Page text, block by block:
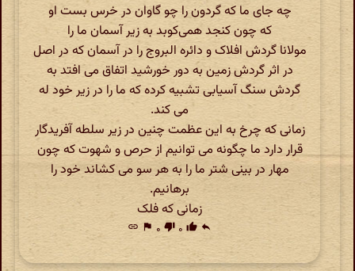
چه جای ما که گردون را چو گاوان در خرس بست او
که چون کنجد همی‌کوبد به زیر آسمان ما را
مولانا گردش افلاک و دائره البروج را در آسمان که در اصل
در اثر گردش زمین به دور خورشید اتفاق می افتد به
گردش سنگ آسیابی تشبیه کرده که ما را در زیر خود له
می کند.
زمانی که چرخ به این عظمت چنین در زیر سلطه آفریدگار
قرار دارد ما چگونه می توانیم از حرص و شهوت که چون
مهار در بینی شتر ما را به هر سو می کشاند خود را
برهانیم.
زمانی که فلک
reply
thumb_up ۰ thumb_down ۰ flag
link